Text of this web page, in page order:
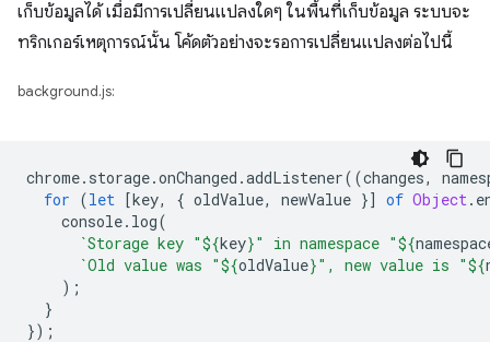
เก็บข้อมูลได้ เมื่อมีการเปลี่ยนแปลงใดๆ ในพื้นที่เก็บข้อมูล ระบบจะ
ทริกเกอร์เหตุการณ์นั้น โค้ดตัวอย่างจะรอการเปลี่ยนแปลงต่อไปนี้
background.js:
chrome. storage.onChanged .addListener((changes,
for (let [key, { oldValue, newValue }] of Object.
console. log(
`Storage key "${key}" in namespace "${
`Old value was "${oldValue}", new value is "${
);
}
});